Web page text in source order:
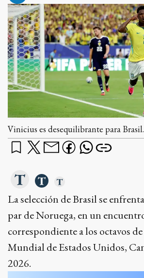
Vinicius es desequilibrante para Brasil.
La selección de Brasil se
par de Noruega, en un
correspondiente a los octavos
Mundial de Estados Unidos,
2026.